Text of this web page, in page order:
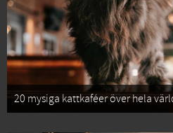
20 mysiga kattkaféer över hela